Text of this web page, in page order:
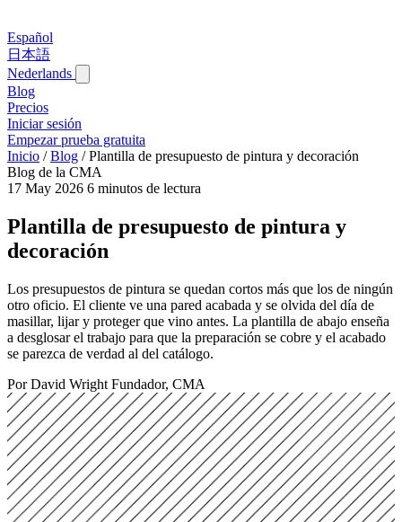
Español
日本語
Nederlands
Blog‎
Precios
Iniciar sesión
Empezar prueba gratuita
Inicio / Blog‎ / Plantilla de presupuesto de pintura y decoración
Blog de la CMA
17 May 2026 6 minutos de lectura
Plantilla de presupuesto de pintura y
decoración
Los presupuestos de pintura se quedan cortos más que los de ningún
otro oficio. El cliente ve una pared acabada y se olvida del día de
masillar, lijar y proteger que vino antes. La plantilla de abajo enseña
a desglosar el trabajo para que la preparación se cobre y el acabado
se parezca de verdad al del catálogo.
Por David Wright Fundador, CMA